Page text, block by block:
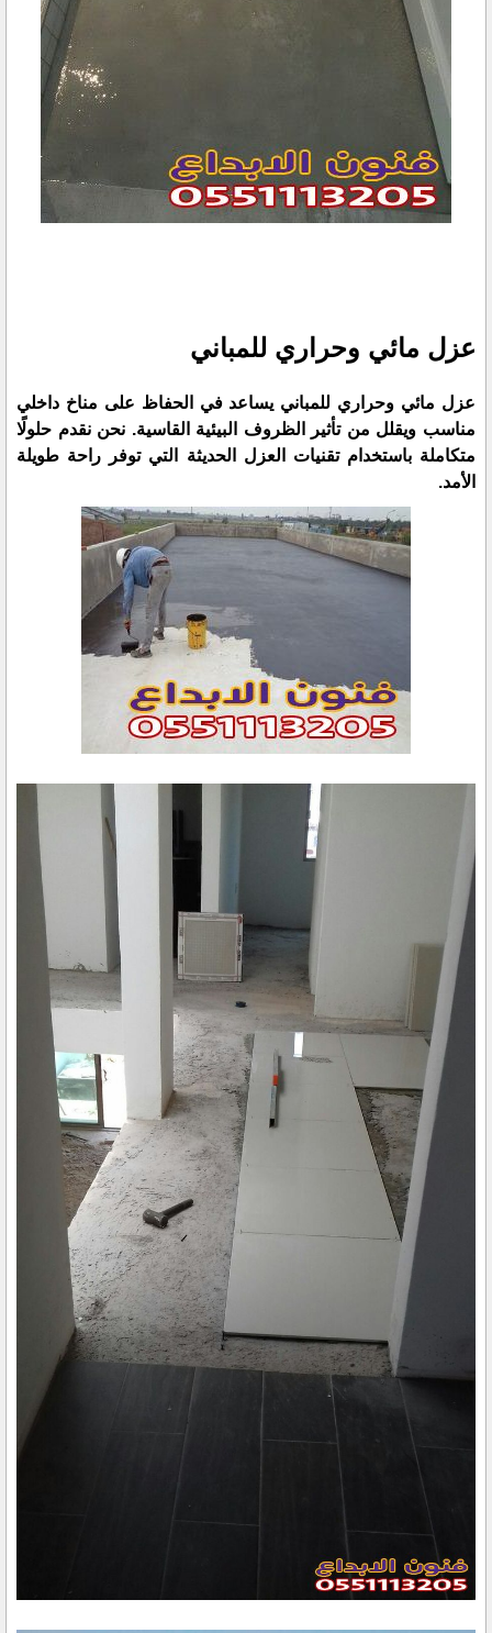
عزل مائي وحراري للمباني
عزل مائي وحراري للمباني يساعد في الحفاظ على مناخ داخلي
مناسب ويقلل من تأثير الظروف البيئية القاسية. نحن نقدم حلولًا
متكاملة باستخدام تقنيات العزل الحديثة التي توفر راحة طويلة
الأمد.